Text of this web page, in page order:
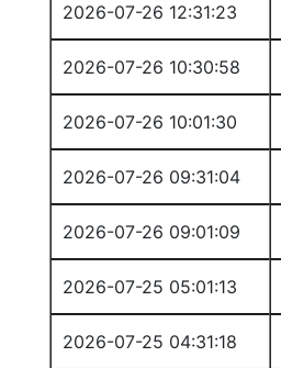
2026-07-26 12:31:23
2026-07-26 10:30:58
2026-07-26 10:01:30
2026-07-26 09:31:04
2026-07-26 09:01:09
2026-07-25 05:01:13
2026-07-25 04:31:18